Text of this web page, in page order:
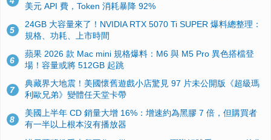
美元 API 費，Token 消耗暴降 92%
5
24GB 大容量來了！NVIDIA RTX 5070 Ti SUPER 爆料總整理：
規格、功耗、上市時間
6
蘋果 2026 款 Mac mini 規格爆料：M6 與 M5 Pro 異色搭檔登
場！容量或將 512GB 起跳
7
典藏界大地震！美國懷舊遊戲小店驚見 97 片未公開版《超級瑪
利歐兄弟》變體任天堂卡帶
8
美國上半年 CD 銷量大增 16%：增速約為黑膠 7 倍，但購買者
有一半以上根本沒有播放器